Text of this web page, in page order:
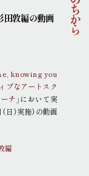
連携事業
頓寺連携
芸術大学連携
パートナーシップ
アクセス
ル
ご来場のみなさまへ
チケット情報
パフォーミングアーツ
し出し
敦編の動画
knowing you
ブなアートスク
チ 」において実
日）実施）の動画
編